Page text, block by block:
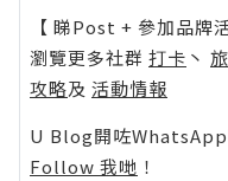
【 睇Post + 參加品牌
瀏覽更多社群 打卡 丶
攻略及 活動情報
U Blog開咗WhatsApp
Follow 我哋 ！